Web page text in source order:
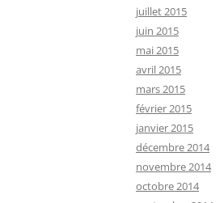
juillet 2015
juin 2015
mai 2015
avril 2015
mars 2015
février 2015
janvier 2015
décembre 2014
novembre 2014
octobre 2014